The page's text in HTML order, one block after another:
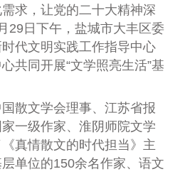
求，让党的二十大精神深
29日下午，盐城市大丰区委
代文明实践工作指导中心
共同开展“文学照亮生活”基
文学会理事、江苏省报
一级作家、淮阴师院文学
真情散文的时代担当》主
单位的150余名作家、语文